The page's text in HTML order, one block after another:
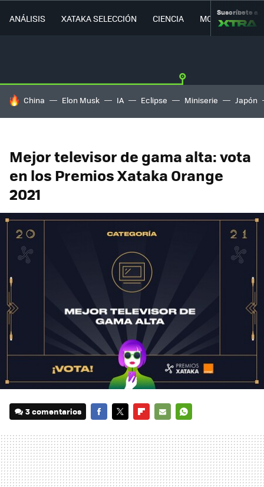
ANÁLISIS XATAKA SELECCIÓN CIENCIA MOVILIDAD
Suscríbete a
HOY SE HABLA DE
China Elon Musk IA Eclipse Miniserie Japón
Mejor televisor de gama alta: vota
en los Premios Xataka Orange
2021
3 comentarios
MAIL